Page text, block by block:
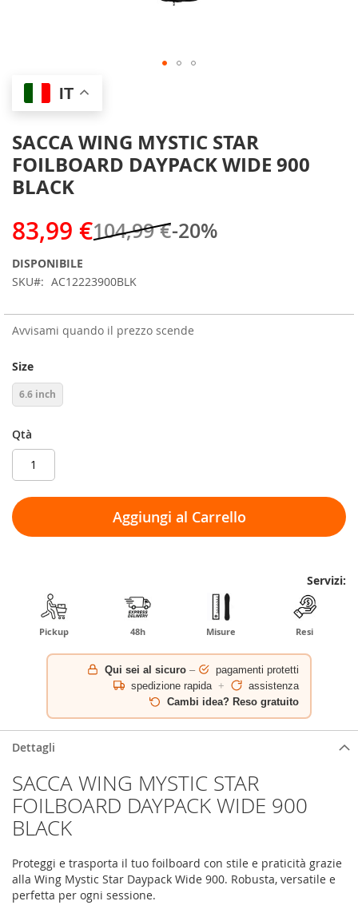
IT
SACCA WING MYSTIC STAR
FOILBOARD DAYPACK WIDE 900
BLACK
83,99 €104,99 €-20%
DISPONIBILE
SKU
AC12223900BLK
Avvisami quando il prezzo scende
Size
6.6 inch
Qtà
Aggiungi al Carrello
Servizi:
Pickup 48h Misure Resi
Qui sei al sicuro –
pagamenti protetti
spedizione rapida +
assistenza
Cambi idea? Reso gratuito
Skip
the
of
the
images
gallery
Dettagli
SACCA WING MYSTIC STAR
FOILBOARD DAYPACK WIDE 900
BLACK
Proteggi e trasporta il tuo foilboard con stile e praticità grazie
alla Wing Mystic Star Daypack Wide 900. Robusta, versatile e
perfetta per ogni sessione.